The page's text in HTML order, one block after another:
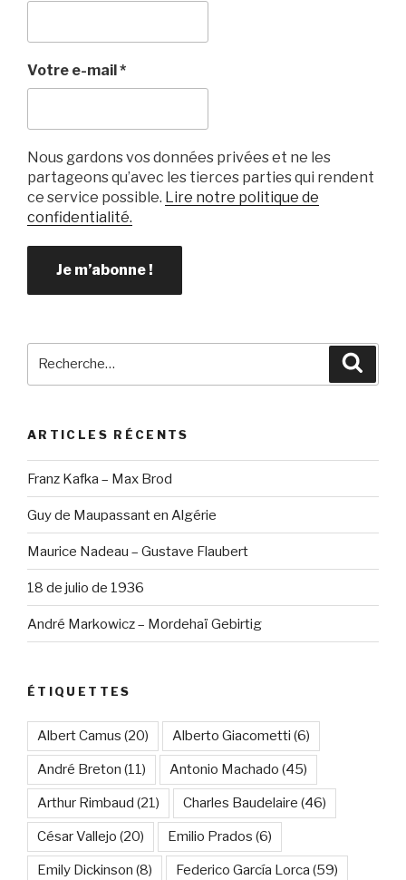
o
o
k
Votre e-mail*
Nous gardons vos données privées et ne les
partageons qu’avec les tierces parties qui rendent
ce service possible. Lire notre politique de
confidentialité.
ARTICLES RÉCENTS
Franz Kafka – Max Brod
Guy de Maupassant en Algérie
Maurice Nadeau – Gustave Flaubert
18 de julio de 1936
André Markowicz – Mordehaï Gebirtig
ÉTIQUETTES
Albert Camus (20) Alberto Giacometti (6)
André Breton (11) Antonio Machado (45)
Arthur Rimbaud (21) Charles Baudelaire (46)
César Vallejo (20) Emilio Prados (6)
Emily Dickinson (8) Federico García Lorca (59)